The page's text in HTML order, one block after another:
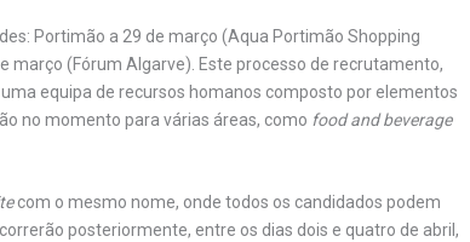
Portimão a 29 de março (Aqua Portimão Shopping
março (Fórum Algarve). Este processo de recrutamento,
equipa de recursos homanos composto por elementos
no momento para várias áreas, como food and beverage
com o mesmo nome, onde todos os candidados podem
posteriormente, entre os dias dois e quatro de abril,